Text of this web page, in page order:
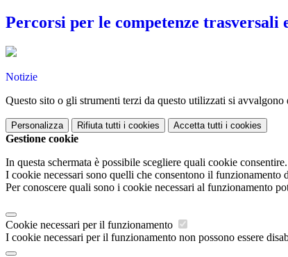
Percorsi per le competenze trasversali
Notizie
Questo sito o gli strumenti terzi da questo utilizzati si
Personalizza Rifiuta tutti i cookies Accetta tutti i cookies
Gestione cookie
In questa schermata è possibile scegliere quali cookie consentire.
I cookie necessari sono quelli che consentono il funzionamento
Per conoscere quali sono i cookie necessari al funzionamento
Cookie necessari per il funzionamento
I cookie necessari per il funzionamento non possono essere